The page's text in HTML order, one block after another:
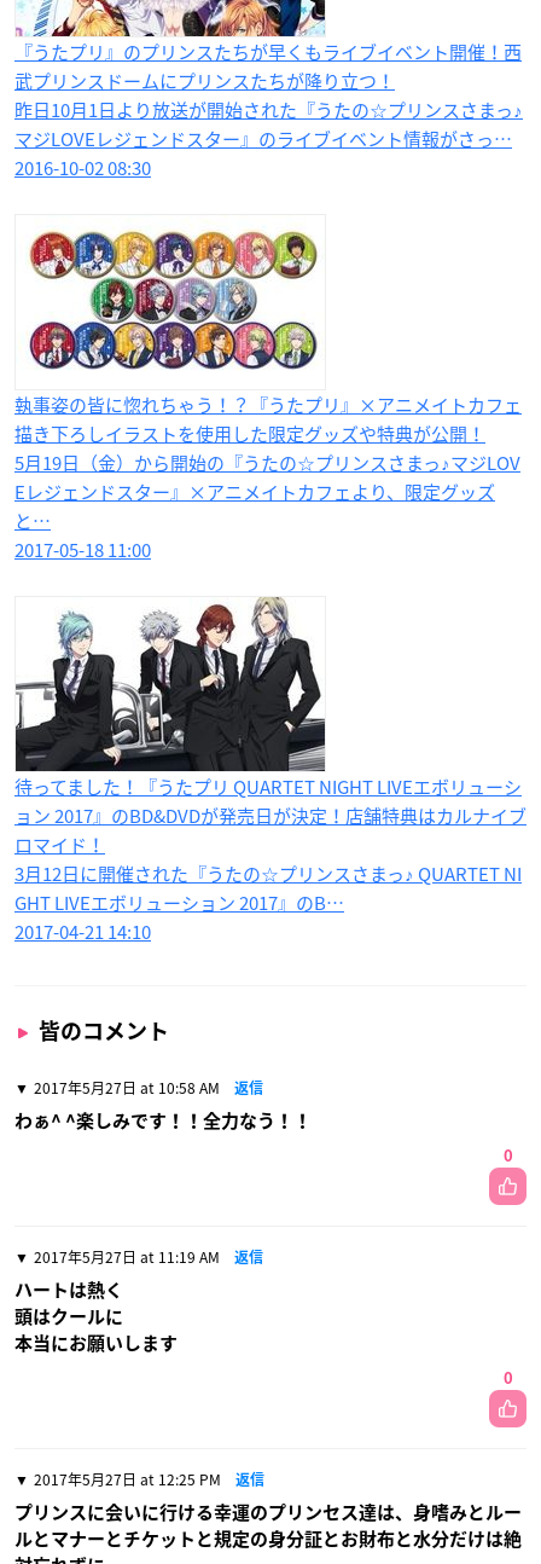
『うたプリ』のプリンスたちが早くもライブイベント開催！西
武プリンスドームにプリンスたちが降り立つ！
昨日10月1日より放送が開始された『うたの☆プリンスさまっ♪
マジLOVEレジェンドスター』のライブイベント情報がさっ…
2016-10-02 08:30
執事姿の皆に惚れちゃう！？『うたプリ』×アニメイトカフェ
描き下ろしイラストを使用した限定グッズや特典が公開！
5月19日（金）から開始の『うたの☆プリンスさまっ♪マジLOV
Eレジェンドスター』×アニメイトカフェより、限定グッズ
と…
2017-05-18 11:00
待ってました！『うたプリ QUARTET NIGHT LIVEエボリューシ
ョン 2017』のBD&DVDが発売日が決定！店舗特典はカルナイブ
ロマイド！
3月12日に開催された『うたの☆プリンスさまっ♪ QUARTET NI
GHT LIVEエボリューション 2017』のB…
2017-04-21 14:10
皆のコメント
2017年5月27日 at 10:58 AM 返信
わぁ^ ^楽しみです！！全力なう！！
0
2017年5月27日 at 11:19 AM 返信
ハートは熱く
頭はクールに
本当にお願いします
0
2017年5月27日 at 12:25 PM 返信
プリンスに会いに行ける幸運のプリンセス達は、身嗜みとルー
ルとマナーとチケットと規定の身分証とお財布と水分だけは絶